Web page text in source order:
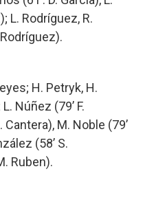
L. Rodríguez, R.
H. Petryk, H.
Núñez (79’ F.
Cantera), M. Noble (79’
(58’ S.
Ruben).